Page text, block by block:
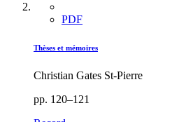
PDF
Thèses et mémoires
Christian Gates St-Pierre
pp. 120–121